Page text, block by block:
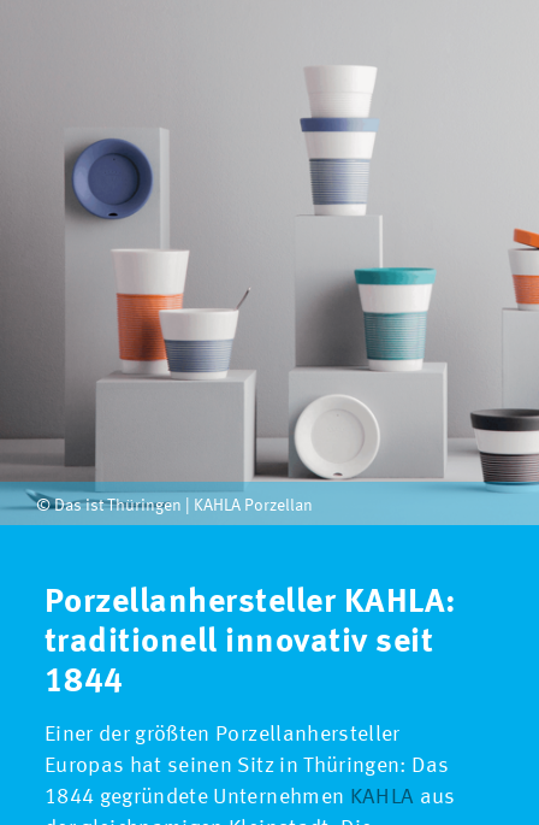
© Das ist Thüringen | KAHLA Porzellan
Porzellanhersteller KAHLA:
traditionell innovativ seit
1844
Einer der größten Porzellanhersteller
Europas hat seinen Sitz in Thüringen: Das
1844 gegründete Unternehmen KAHLA aus